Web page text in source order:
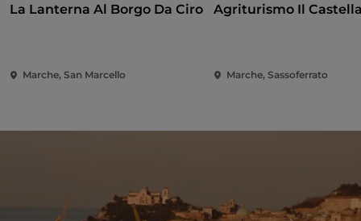
La Lanterna Al Borgo Da Ciro
Marche, San Marcello
Agriturismo Il
Marche, Sassoferrato